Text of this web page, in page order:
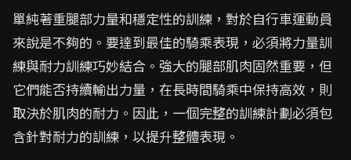
單純著重腿部力量和穩定性的訓練，對於自行車運動員
來說是不夠的。要達到最佳的騎乘表現，必須將力量訓
練與耐力訓練巧妙結合。強大的腿部肌肉固然重要，但
它們能否持續輸出力量，在長時間騎乘中保持高效，則
取決於肌肉的耐力。因此，一個完整的訓練計劃必須包
含針對耐力的訓練，以提升整體表現。